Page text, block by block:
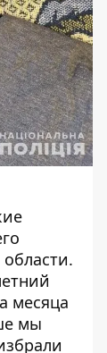
.
месяца
мы